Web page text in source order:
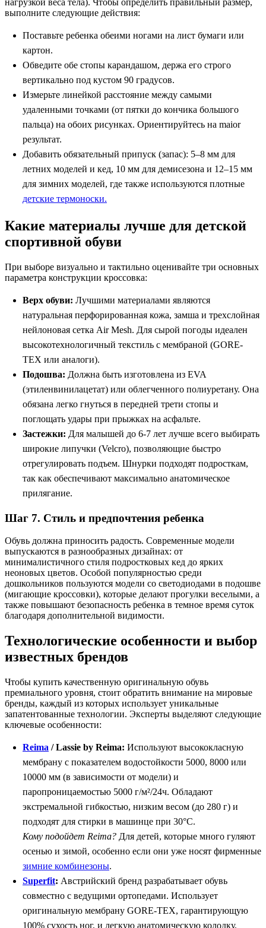
нагрузкой веса тела). Чтобы определить правильный размер,
выполните следующие действия:
Поставьте ребенка обеими ногами на лист бумаги или
картон.
Обведите обе стопы карандашом, держа его строго
вертикально под кустом 90 градусов.
Измерьте линейкой расстояние между самыми
удаленными точками (от пятки до кончика большого
пальца) на обоих рисунках. Ориентируйтесь на maior
результат.
Добавить обязательный припуск (запас): 5–8 мм для
летних моделей и кед, 10 мм для демисезона и 12–15 мм
для зимних моделей, где также используются плотные
детские термоноски.
Какие материалы лучше для детской
спортивной обуви
При выборе визуально и тактильно оценивайте три основных
параметра конструкции кроссовка:
Верх обуви: Лучшими материалами являются
натуральная перфорированная кожа, замша и трехслойная
нейлоновая сетка Air Mesh. Для сырой погоды идеален
высокотехнологичный текстиль с мембраной (GORE-
TEX или аналоги).
Подошва: Должна быть изготовлена из EVA
(этиленвинилацетат) или облегченного полиуретану. Она
обязана легко гнуться в передней трети стопы и
поглощать удары при прыжках на асфальте.
Застежки: Для малышей до 6-7 лет лучше всего выбирать
широкие липучки (Velcro), позволяющие быстро
отрегулировать подъем. Шнурки подходят подросткам,
так как обеспечивают максимально анатомическое
прилягание.
Шаг 7. Стиль и предпочтения ребенка
Обувь должна приносить радость. Современные модели
выпускаются в разнообразных дизайнах: от
минималистичного стиля подростковых кед до ярких
неоновых цветов. Особой популярностью среди
дошкольников пользуются модели со светодиодами в подошве
(мигающие кроссовки), которые делают прогулки веселыми, а
также повышают безопасность ребенка в темное время суток
благодаря дополнительной видимости.
Технологические особенности и выбор
известных брендов
Чтобы купить качественную оригинальную обувь
премиального уровня, стоит обратить внимание на мировые
бренды, каждый из которых использует уникальные
запатентованные технологии. Эксперты выделяют следующие
ключевые особенности:
Reima / Lassie by Reima: Используют высококласную
мембрану с показателем водостойкости 5000, 8000 или
10000 мм (в зависимости от модели) и
паропроницаемостью 5000 г/м²/24ч. Обладают
экстремальной гибкостью, низким весом (до 280 г) и
подходят для стирки в машинце при 30°C.
Кому подойдет Reima? Для детей, которые много гуляют
осенью и зимой, особенно если они уже носят фирменные
зимние комбинезоны.
Superfit: Австрийский бренд разрабатывает обувь
совместно с ведущими ортопедами. Использует
оригинальную мембрану GORE-TEX, гарантирующую
100% сухость ног, и легкую анатомическую колодку,